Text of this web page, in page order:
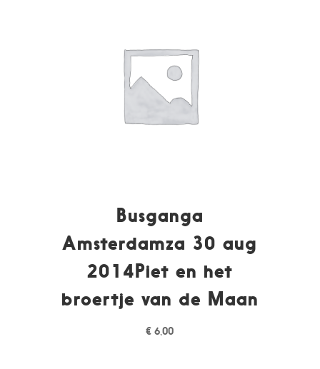
Busganga
Amsterdamza 30 aug
2014Piet en het
broertje van de Maan
€ 6,00